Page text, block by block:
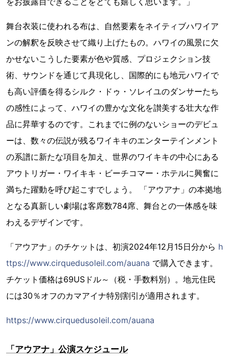
舞台衣装に使われる布は、自然要素をネイティブハワイア
ンの解釈を反映させて織り上げたもの。ハワイの風景に欠
かせないこうした要素が色や質感、プロジェクション技
術、サウンドを通じて具現化し、国際的にも地元ハワイで
も高い評価を得るシルク・ドゥ・ソレイユのダンサーたち
の感性によって、ハワイの豊かな文化を讃美する壮大な作
品に昇華するのです。これまでに例のないショーのデビュ
ーは、数々の伝説が残るワイキキのエンターテインメント
の系譜に新たな項目を加え、世界のワイキキの中心にある
アウトリガー・ワイキキ・ビーチコマー・ホテルに興奮に
満ちた躍動を呼び起こすでしょう。 「アウアナ」の本拠地
となる真新しい劇場は客席数784席、舞台との一体感を味
わえるデザインです。
「アウアナ」のチケットは、初演2024年12月15日分から h
ttps://www.cirquedusoleil.com/auana で購入できます。
チケット価格は69USドル～（税・手数料別）。地元住民
には30％オフのカマアイナ特別割引が適用されます。
https://www.cirquedusoleil.com/auana
「アウアナ」公演スケジュール